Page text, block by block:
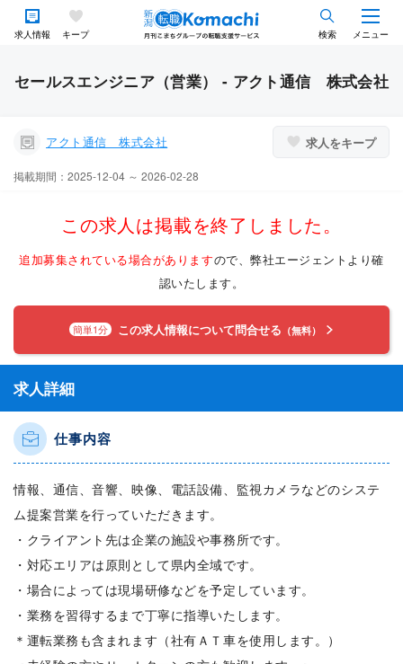
求人情報 キープ 検索 メニュー
セールスエンジニア（営業） - アクト通信 株式会社
アクト通信 株式会社 求人をキープ
掲載期間：2025-12-04 ～ 2026-02-28
この求人は掲載を終了しました。
追加募集されている場合がありますので、弊社エージェントより確
認いたします。
簡単1分 この求人情報について問合せる （無料）
求人詳細
仕事内容
情報、通信、音響、映像、電話設備、監視カメラなどのシステ
ム提案営業を行っていただきます。
・クライアント先は企業の施設や事務所です。
・対応エリアは原則として県内全域です。
・場合によっては現場研修などを予定しています。
・業務を習得するまで丁寧に指導いたします。
＊運転業務も含まれます（社有ＡＴ車を使用します。）